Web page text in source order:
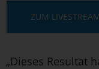
ZUM
„Dieses Resultat